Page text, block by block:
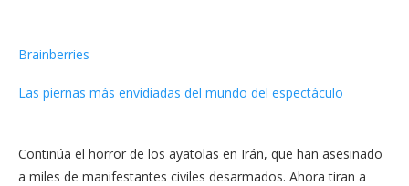
Brainberries
Las piernas más envidiadas del mundo del espectáculo
Continúa el horror de los ayatolas en Irán, que han asesinado
a miles de manifestantes civiles desarmados. Ahora tiran a